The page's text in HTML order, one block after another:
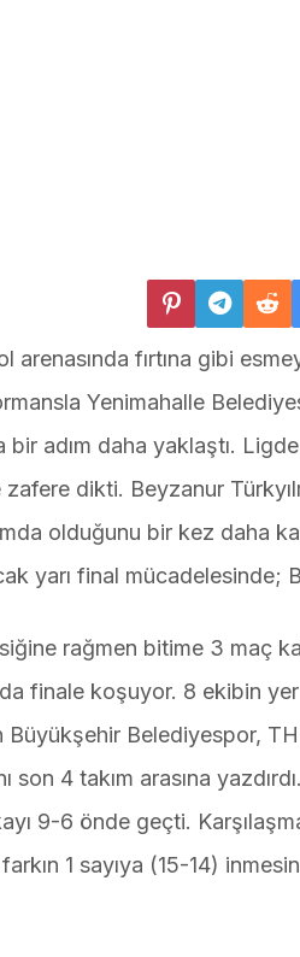
fırtına gibi
Yenimahalle
adım daha yaklaştı.
dikti. Beyzanur
olduğunu bir kez daha
yarı final
rağmen bitime 3 maç
finale koşuyor. 8 ekibin
Büyükşehir Belediyespor,
son 4 takım arasına
9-6 önde geçti.
1 sayıya (15-14)